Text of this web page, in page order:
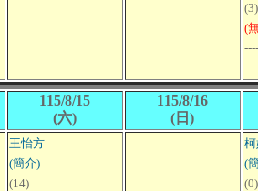
(3)
(
115/8/15
(六)
115/8/16
(日)
王怡方
(簡介)
(14)
(
(0)